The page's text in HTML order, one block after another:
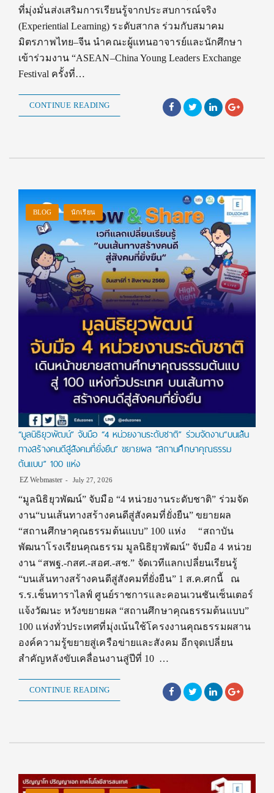
ที่มุ่งมั่นส่งเสริมการเรียนรู้จากประสบการณ์จริง
(Experiential Learning) ระดับสากล ร่วมกับสมาคม
มิตรภาพไทย–จีน นำคณะผู้แทนอาจารย์และนักศึกษา
เข้าร่วมงาน “ASEAN–China Young Leaders Exchange
Festival ครั้งที่…
CONTINUE READING
BLOG นักเรียน
“มูลนิธิยุวพัฒน์” จับมือ “4 หน่วยงานระดับชาติ” ร่วมจัดงาน“บนเส้น
ทางสร้างคนดีสู่สังคมที่ยั่งยืน” ขยายผล “สถานศึกษาคุณธรรม
ต้นแบบ” 100 แห่ง
EZ Webmaster July 27, 2026
“มูลนิธิยุวพัฒน์” จับมือ “4 หน่วยงานระดับชาติ” ร่วมจัด
งาน“บนเส้นทางสร้างคนดีสู่สังคมที่ยั่งยืน” ขยายผล
“สถานศึกษาคุณธรรมต้นแบบ” 100 แห่ง “สถาบัน
พัฒนาโรงเรียนคุณธรรม มูลนิธิยุวพัฒน์” จับมือ 4 หน่วย
งาน “สพฐ.-กสศ.-สอศ.-สช.” จัดเวทีแลกเปลี่ยนเรียนรู้
“บนเส้นทางสร้างคนดีสู่สังคมที่ยั่งยืน” 1 ส.ค.ศกนี้ ณ
ร.ร.เซ็นทาราไลฟ์ ศูนย์ราชการและคอนเวนชันเซ็นเตอร์
แจ้งวัฒนะ หวังขยายผล “สถานศึกษาคุณธรรมต้นแบบ”
100 แห่งทั่วประเทศที่มุ่งเน้นใช้โครงงานคุณธรรมผสาน
องค์ความรู้ขยายสู่เครือข่ายและสังคม อีกจุดเปลี่ยน
สำคัญหลังขับเคลื่อนงานสู่ปีที่ 10 …
CONTINUE READING